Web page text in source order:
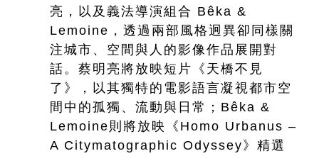
亮，以及義法導演組合 Bêka &
Lemoine，透過兩部風格迥異卻同樣關
注城市、空間與人的影像作品展開對
話。蔡明亮將放映短片《天橋不見
了》，以其獨特的電影語言凝視都市空
間中的孤獨、流動與日常；Bêka &
Lemoine則將放映《Homo Urbanus –
A Citymatographic Odyssey》精選